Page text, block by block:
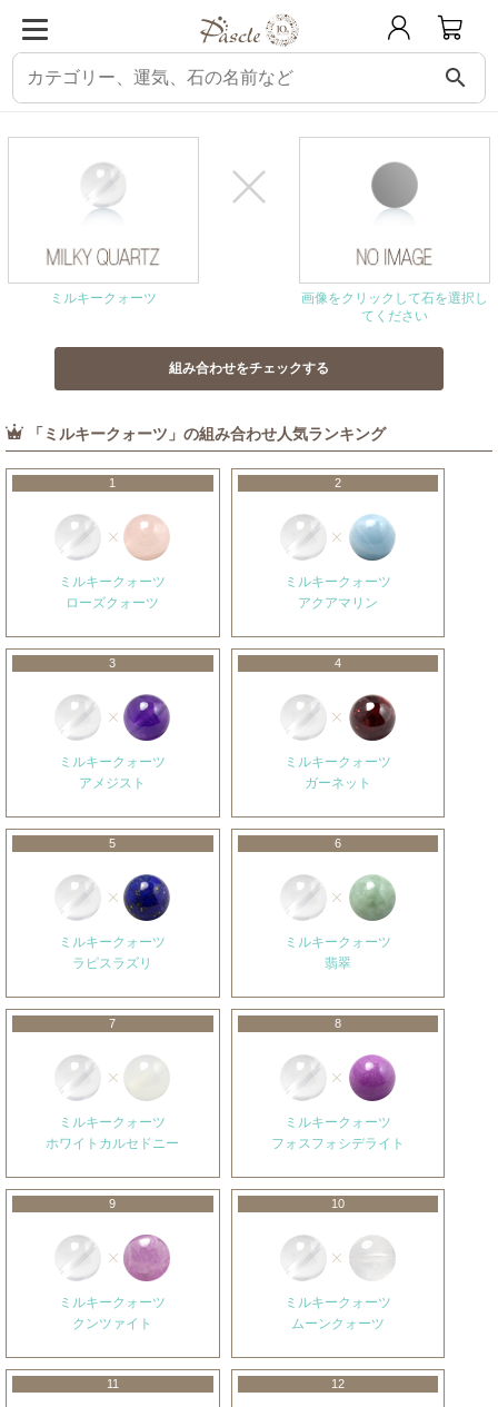
search
パスクル 組み合わせ・相性チェック ミルキークォーツと相性の良い石
ミルキークォーツ
画像をクリックして石を選択し
てください
「ミルキークォーツ」の組み合わせ人気ランキング
1
ミルキークォーツ
ローズクォーツ
2
ミルキークォーツ
アクアマリン
3
ミルキークォーツ
アメジスト
4
ミルキークォーツ
ガーネット
5
ミルキークォーツ
ラピスラズリ
6
ミルキークォーツ
翡翠
7
ミルキークォーツ
ホワイトカルセドニー
8
ミルキークォーツ
フォスフォシデライト
9
ミルキークォーツ
クンツァイト
10
ミルキークォーツ
ムーンクォーツ
11 12